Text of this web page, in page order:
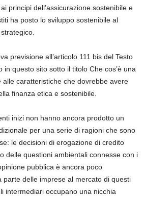
principi dell’assicurazione sostenibile e
ha posto lo sviluppo sostenibile al
previsione all’articolo 111 bis del Testo
in questo sito sotto il titolo Che cos’è una
alle caratteristiche che dovrebbe avere
finanza etica e sostenibile.
inizi non hanno ancora prodotto un
per una serie di ragioni che sono
le decisioni di erogazione di credito
delle questioni ambientali connesse con i
pubblica è ancora poco
parte delle imprese al mercato di questi
intermediari occupano una nicchia